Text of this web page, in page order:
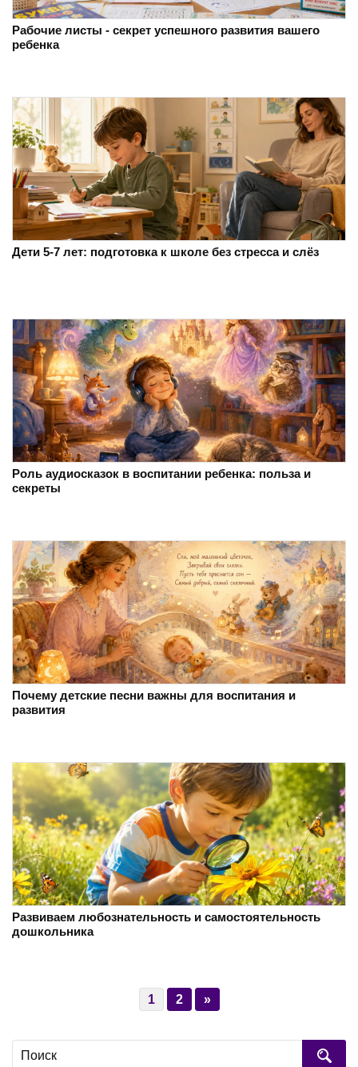
Рабочие листы - секрет успешного развития вашего
ребенка
Дети 5-7 лет: подготовка к школе без стресса и слёз
Роль аудиосказок в воспитании ребенка: польза и
секреты
Почему детские песни важны для воспитания и
развития
Развиваем любознательность и самостоятельность
дошкольника
1 2 »